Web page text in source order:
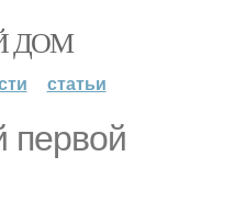
ДОМ
статьи
пepвoй